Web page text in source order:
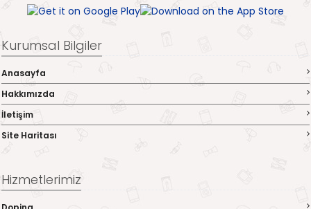
Kurumsal Bilgiler
Anasayfa
Hakkımızda
İletişim
Site Haritası
Hizmetlerimiz